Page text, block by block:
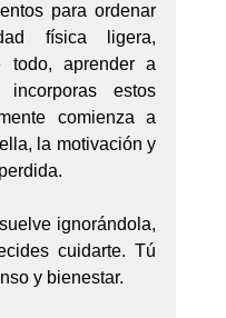
para ordenar
física ligera,
todo, aprender a
estos
comienza a
la motivación y
ignorándola,
cuidarte. Tú
y bienestar.